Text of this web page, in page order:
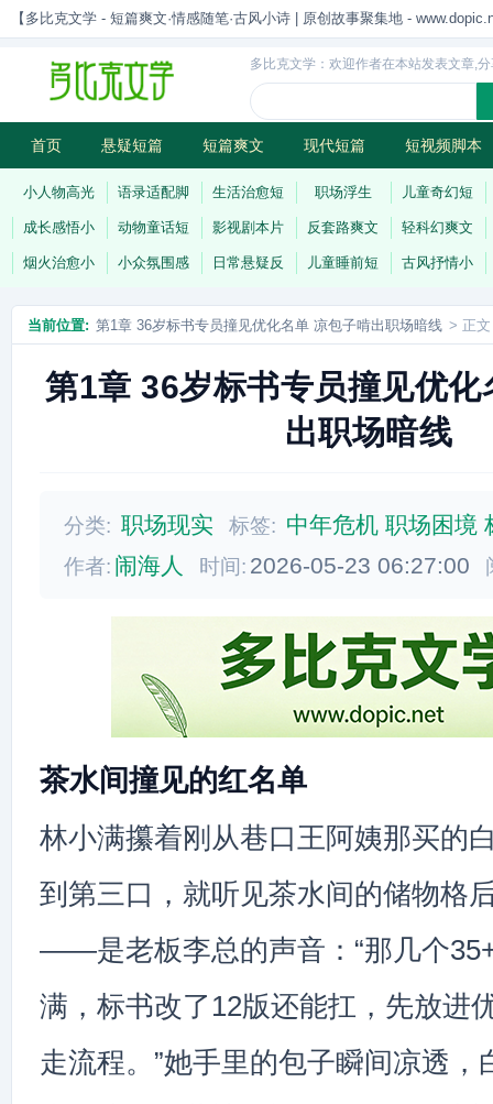
【多比克文学 - 短篇爽文·情感随笔·古风小诗 | 原创故事聚集地 -
多比克文学：欢迎作者在本站发表文章,
首页 悬疑短篇 短篇爽文 现代短篇 短视频脚本
古风小诗 科幻短篇 现代小诗 连载
小人物高光 语录适配脚 生活治愈短 职场浮生 儿童奇幻短
成长感悟小 动物童话短 影视剧本片 反套路爽文 轻科幻爽文
烟火治愈小 小众氛围感 日常悬疑反 儿童睡前短 古风抒情小
当前位置: 第1章 36岁标书专员撞见优化名单 凉包子啃出职场暗线 > 正文
第1章 36岁标书专员撞见优化
出职场暗线
分类: 职场现实 标签: 中年危机 职场困境
作者: 闹海人 时间: 2026-05-23 06:27:00
茶水间撞见的红名单
林小满攥着刚从巷口王阿姨那买的
到第三口，就听见茶水间的储物格
——是老板李总的声音：“那几个
满，标书改了12版还能扛，先放进
走流程。”她手里的包子瞬间凉透，